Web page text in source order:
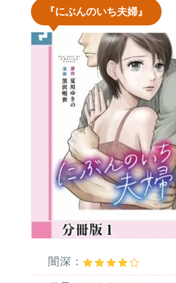
『にぶんのいち夫婦』
闇深：